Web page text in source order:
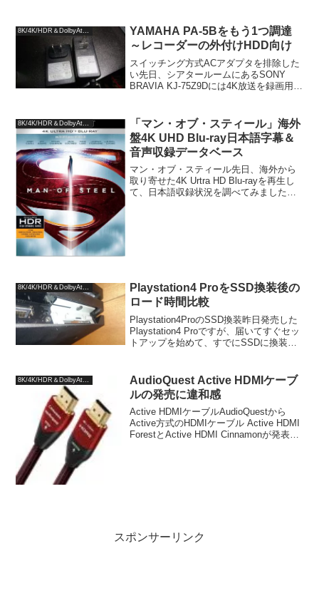
りし、プリメインアンプDENON PM...
8K/4K/HDR＆DolbyAtmos
YAMAHA PA-5Bをもう1つ調達
～レコーダーの外付けHDD向け
スイッチング方式ACアダプタを排除した
い先日、シアタールームにあるSONY
BRAVIA KJ-75Z9Dには4K放送を録画用ハ
様)...
「マン・オブ・スティール」海外
盤4K UHD Blu-ray日本語字幕＆
音声収録データベース
マン・オブ・スティール先日、海外から
取り寄せた4K Urtra HD Blu-rayを再生し
て、日本語収録状況を調べてみました。
8K/4K/HDR＆DolbyAtmos
Playstation4 ProをSSD換装後の
ロード時間比較
Playstation4ProのSSD換装昨日発売した
Playstation4 Proですが、届いてすぐセッ
トアップを始めて、すでにSSDに換装し
AudioQuest Active HDMIケーブ
ルの発売に違和感
Active HDMIケーブルAudioQuestから
Active方式のHDMIケーブル Active HDMI
ForestとActive HDMI Cinnamonが発表さ
スポンサーリンク